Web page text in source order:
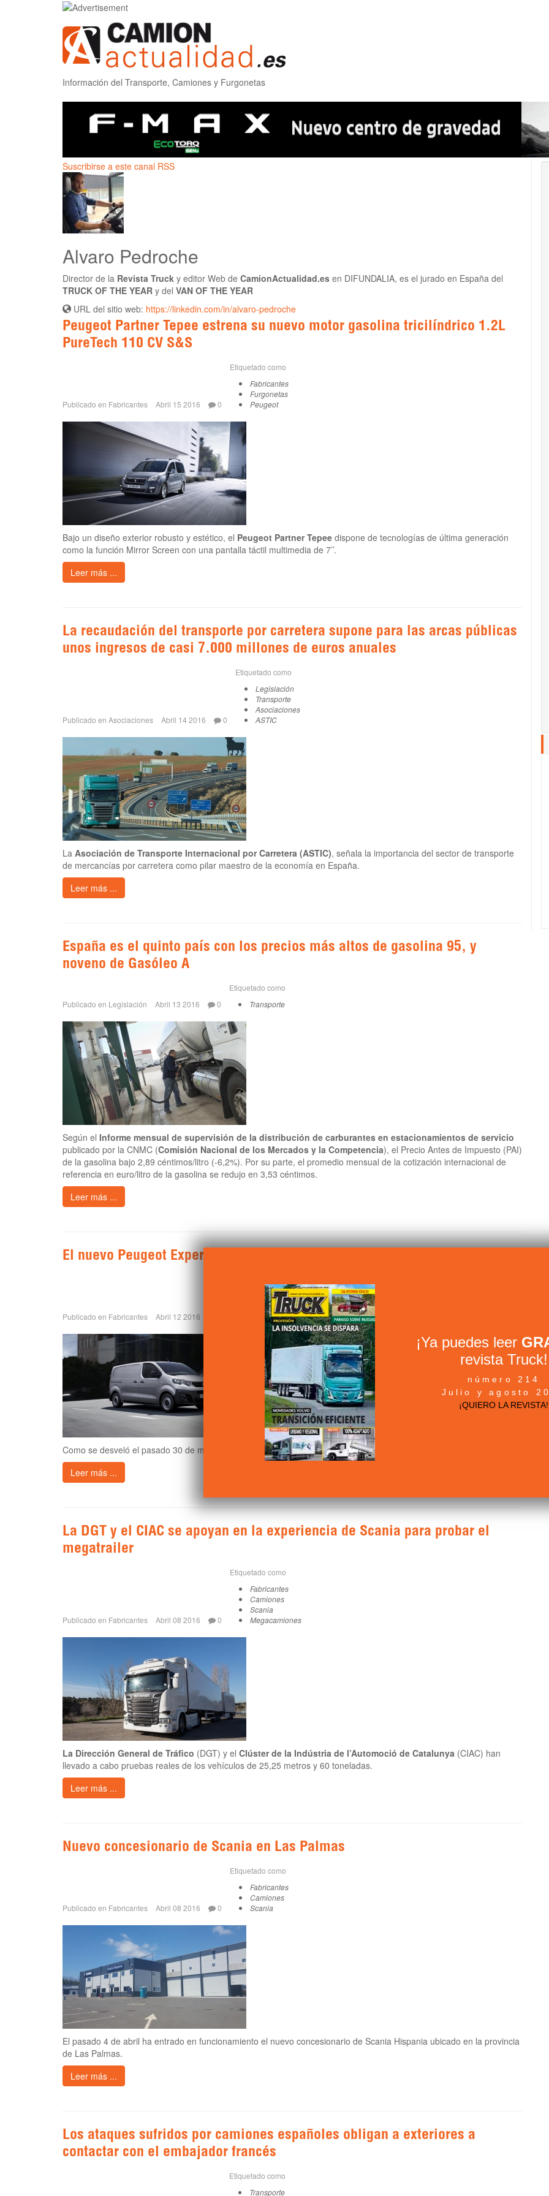
Información del Transporte, Camiones y Furgonetas
Suscribirse a este canal RSS
Alvaro Pedroche
Director de la Revista Truck y editor Web de CamionActualidad.es en DIFUNDALIA, es el jurado en España del
TRUCK OF THE YEAR y del VAN OF THE YEAR
URL del sitio web: https://linkedin.com/in/alvaro-pedroche
Peugeot Partner Tepee estrena su nuevo motor gasolina tricilíndrico 1.2L
PureTech 110 CV S&S
Publicado en Fabricantes Abril 15 2016 0
Etiquetado como
Fabricantes
Furgonetas
Peugeot
Bajo un diseño exterior robusto y estético, el Peugeot Partner Tepee dispone de tecnologías de última generación
como la función Mirror Screen con una pantalla táctil multimedia de 7’’.
Leer más ...
La recaudación del transporte por carretera supone para las arcas públicas
unos ingresos de casi 7.000 millones de euros anuales
Publicado en Asociaciones Abril 14 2016 0
Etiquetado como
Legislación
Transporte
Asociaciones
ASTIC
La Asociación de Transporte Internacional por Carretera (ASTIC), señala la importancia del sector de transporte
de mercancías por carretera como pilar maestro de la economía en España.
Leer más ...
España es el quinto país con los precios más altos de gasolina 95, y
noveno de Gasóleo A
Publicado en Legislación Abril 13 2016 0
Etiquetado como
Transporte
Según el Informe mensual de supervisión de la distribución de carburantes en estacionamientos de servicio
publicado por la CNMC (Comisión Nacional de los Mercados y la Competencia), el Precio Antes de Impuesto (PAI)
de la gasolina bajo 2,89 céntimos/litro (-6,2%). Por su parte, el promedio mensual de la cotización internacional de
referencia en euro/litro de la gasolina se redujo en 3,53 céntimos.
Leer más ...
El nuevo Peugeot Expert ya está disponible en España
Publicado en Fabricantes Abril 12 2016
Peugeot
Fabricantes
Furgonetas
Como se desveló el pasado 30 de marzo, el nuevo Peugeot Expert inicia su carrera comercial en España.
Leer más ...
La DGT y el CIAC se apoyan en la experiencia de Scania para probar el
megatrailer
Publicado en Fabricantes Abril 08 2016 0
Etiquetado como
Fabricantes
Camiones
Scania
Megacamiones
La Dirección General de Tráfico (DGT) y el Clúster de la Indústria de l’Automoció de Catalunya (CIAC) han
llevado a cabo pruebas reales de los vehículos de 25,25 metros y 60 toneladas.
Leer más ...
Nuevo concesionario de Scania en Las Palmas
Publicado en Fabricantes Abril 08 2016 0
Etiquetado como
Fabricantes
Camiones
Scania
El pasado 4 de abril ha entrado en funcionamiento el nuevo concesionario de Scania Hispania ubicado en la provincia
de Las Palmas.
Leer más ...
Los ataques sufridos por camiones españoles obligan a exteriores a
contactar con el embajador francés
Etiquetado como
Transporte
¡Ya puedes leer
revista Truck!
número 214
Julio y agosto
¡QUIERO LA REVISTA!